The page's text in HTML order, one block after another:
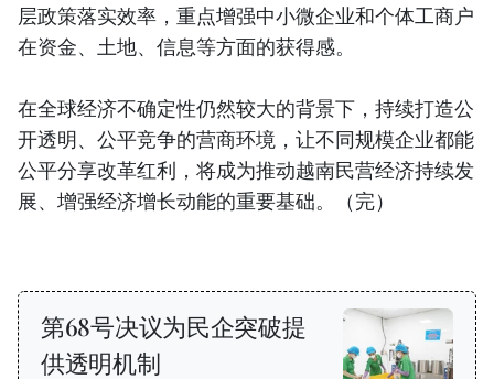
层政策落实效率，重点增强中小微企业和个体工商户
在资金、土地、信息等方面的获得感。
在全球经济不确定性仍然较大的背景下，持续打造公
开透明、公平竞争的营商环境，让不同规模企业都能
公平分享改革红利，将成为推动越南民营经济持续发
展、增强经济增长动能的重要基础。（完）
第68号决议为民企突破提
供透明机制